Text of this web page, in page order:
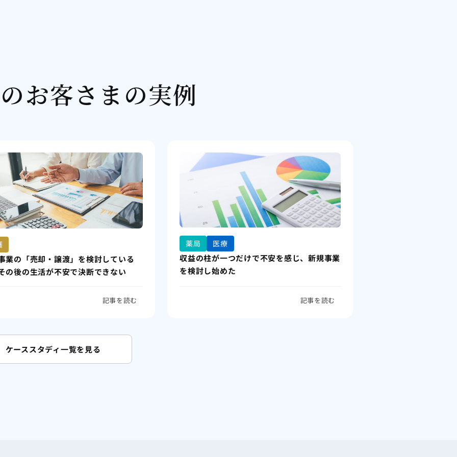
お客さまの実例
業の「売却・譲渡」を検討している
の後の生活が不安で決断できない
記事を読む
薬局 医療
収益の柱が一つだけで不安を感じ、新規事業
を検討し始めた
記事を読む
ケーススタディ一覧を見る